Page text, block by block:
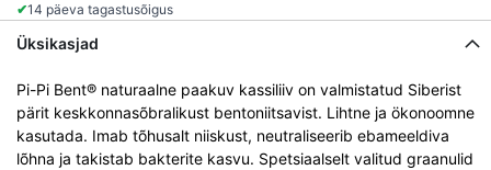
✔14 päeva tagastusõigus
Üksikasjad
Pi-Pi Bent® naturaalne paakuv kassiliiv on valmistatud Siberist
pärit keskkonnasõbralikust bentoniitsavist. Lihtne ja ökonoomne
kasutada. Imab tõhusalt niiskust, neutraliseerib ebameeldiva
lõhna ja takistab bakterite kasvu. Spetsiaalselt valitud graanulid